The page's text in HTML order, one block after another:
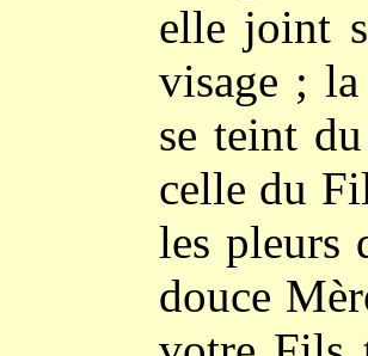
elle joint
visage ;
se teint
celle du
les pleurs
douce